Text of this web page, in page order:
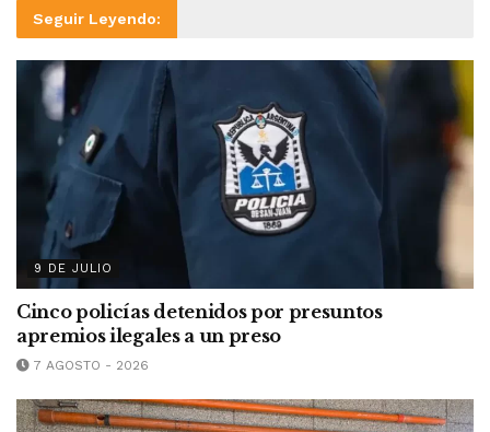
Seguir Leyendo:
9 DE JULIO
Cinco policías detenidos por presuntos
apremios ilegales a un preso
7 AGOSTO - 2026